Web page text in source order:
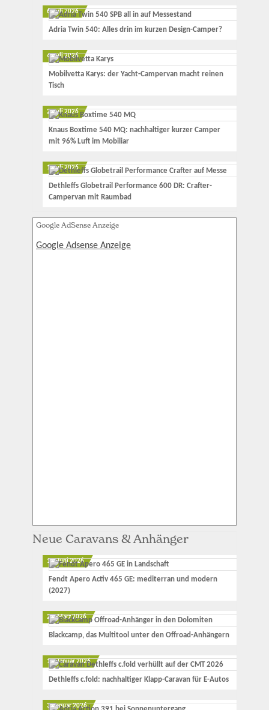
6. Juli 2026
Adria Twin 540: Alles drin im kurzen Design-Camper?
4. Juli 2026
Mobilvetta Karys: der Yacht-Campervan macht reinen
Tisch
2. Juli 2026
Knaus Boxtime 540 MQ: nachhaltiger kurzer Camper
mit 96% Luft im Mobiliar
1. Juli 2026
Dethleffs Globetrail Performance 600 DR: Crafter-
Campervan mit Raumbad
Google AdSense Anzeige
Google Adsense Anzeige
Neue Caravans & Anhänger
12. Juni 2026
Fendt Apero Activ 465 GE: mediterran und modern
(2027)
23. März 2026
Blackcamp, das Multitool unter den Offroad-Anhängern
17. Januar 2026
Dethleffs c.fold: nachhaltiger Klapp-Caravan für E-Autos
3. Januar 2026